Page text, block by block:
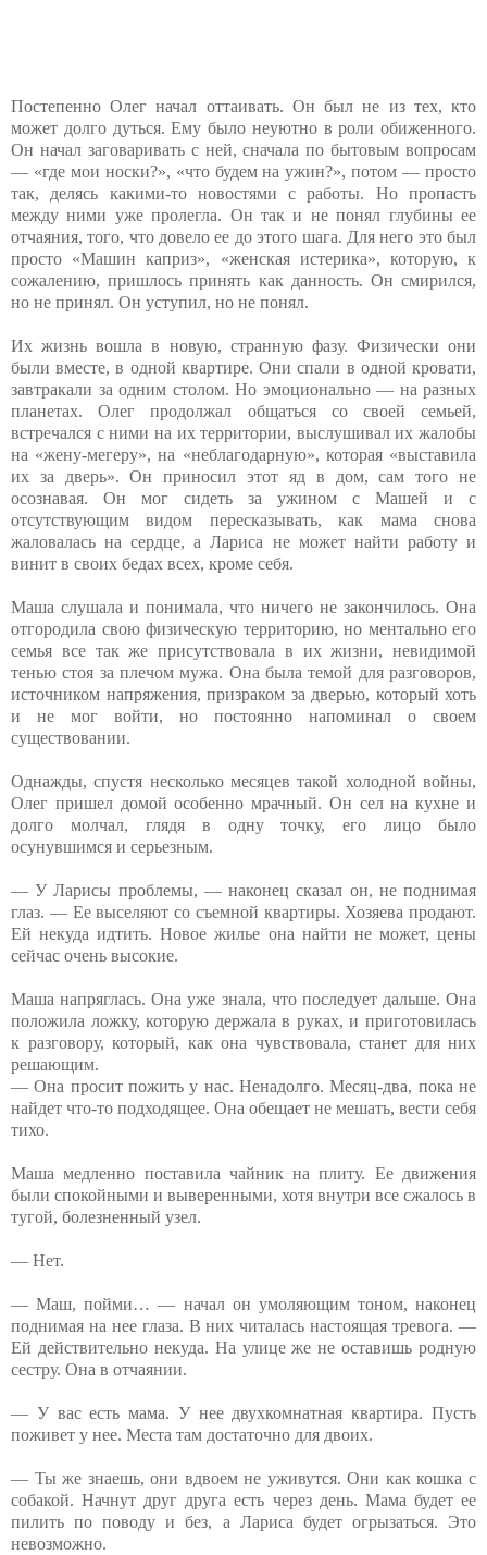
Постепенно Олег начал оттаивать. Он был не из тех, кто
может долго дуться. Ему было неуютно в роли обиженного.
Он начал заговаривать с ней, сначала по бытовым вопросам
— «где мои носки?», «что будем на ужин?», потом — просто
так, делясь какими-то новостями с работы. Но пропасть
между ними уже пролегла. Он так и не понял глубины ее
отчаяния, того, что довело ее до этого шага. Для него это был
просто «Машин каприз», «женская истерика», которую, к
сожалению, пришлось принять как данность. Он смирился,
но не принял. Он уступил, но не понял.
Их жизнь вошла в новую, странную фазу. Физически они
были вместе, в одной квартире. Они спали в одной кровати,
завтракали за одним столом. Но эмоционально — на разных
планетах. Олег продолжал общаться со своей семьей,
встречался с ними на их территории, выслушивал их жалобы
на «жену-мегеру», на «неблагодарную», которая «выставила
их за дверь». Он приносил этот яд в дом, сам того не
осознавая. Он мог сидеть за ужином с Машей и с
отсутствующим видом пересказывать, как мама снова
жаловалась на сердце, а Лариса не может найти работу и
винит в своих бедах всех, кроме себя.
Маша слушала и понимала, что ничего не закончилось. Она
отгородила свою физическую территорию, но ментально его
семья все так же присутствовала в их жизни, невидимой
тенью стоя за плечом мужа. Она была темой для разговоров,
источником напряжения, призраком за дверью, который хоть
и не мог войти, но постоянно напоминал о своем
существовании.
Однажды, спустя несколько месяцев такой холодной войны,
Олег пришел домой особенно мрачный. Он сел на кухне и
долго молчал, глядя в одну точку, его лицо было
осунувшимся и серьезным.
— У Ларисы проблемы, — наконец сказал он, не поднимая
глаз. — Ее выселяют со съемной квартиры. Хозяева продают.
Ей некуда идтить. Новое жилье она найти не может, цены
сейчас очень высокие.
Маша напряглась. Она уже знала, что последует дальше. Она
положила ложку, которую держала в руках, и приготовилась
к разговору, который, как она чувствовала, станет для них
решающим.
— Она просит пожить у нас. Ненадолго. Месяц-два, пока не
найдет что-то подходящее. Она обещает не мешать, вести себя
тихо.
Маша медленно поставила чайник на плиту. Ее движения
были спокойными и выверенными, хотя внутри все сжалось в
тугой, болезненный узел.
— Нет.
— Маш, пойми… — начал он умоляющим тоном, наконец
поднимая на нее глаза. В них читалась настоящая тревога. —
Ей действительно некуда. На улице же не оставишь родную
сестру. Она в отчаянии.
— У вас есть мама. У нее двухкомнатная квартира. Пусть
поживет у нее. Места там достаточно для двоих.
— Ты же знаешь, они вдвоем не уживутся. Они как кошка с
собакой. Начнут друг друга есть через день. Мама будет ее
пилить по поводу и без, а Лариса будет огрызаться. Это
невозможно.